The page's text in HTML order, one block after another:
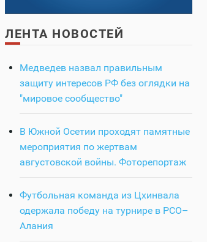
ЛЕНТА НОВОСТЕЙ
Медведев назвал правильным
защиту интересов РФ без оглядки на
"мировое сообщество"
В Южной Осетии проходят памятные
мероприятия по жертвам
августовской войны. Фоторепортаж
Футбольная команда из Цхинвала
одержала победу на турнире в РСО–
Алания